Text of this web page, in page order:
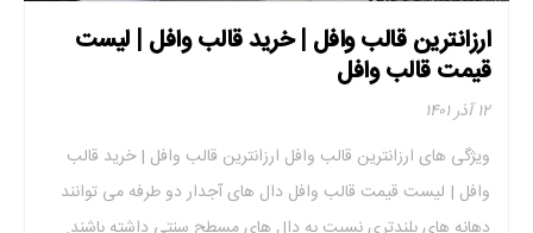
ارزانترین قالب وافل | خرید قالب وافل | لیست
قیمت قالب وافل
۱۲ آذر ۱۴۰۱
ویژگی های ارزانترین قالب وافل ارزانترین قالب وافل | خرید قالب
وافل | لیست قیمت قالب وافل دال های آجدار دو طرفه می توانند